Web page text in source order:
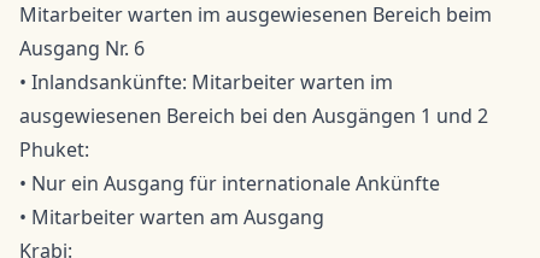
Mitarbeiter warten im ausgewiesenen Bereich beim
Ausgang Nr. 6
• Inlandsankünfte: Mitarbeiter warten im
ausgewiesenen Bereich bei den Ausgängen 1 und 2
Phuket:
• Nur ein Ausgang für internationale Ankünfte
• Mitarbeiter warten am Ausgang
Krabi: